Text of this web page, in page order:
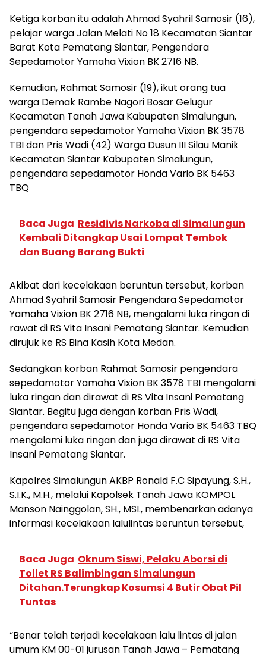
Ketiga korban itu adalah Ahmad Syahril Samosir (16),
pelajar warga Jalan Melati No 18 Kecamatan Siantar
Barat Kota Pematang Siantar, Pengendara
Sepedamotor Yamaha Vixion BK 2716 NB.
Kemudian, Rahmat Samosir (19), ikut orang tua
warga Demak Rambe Nagori Bosar Gelugur
Kecamatan Tanah Jawa Kabupaten Simalungun,
pengendara sepedamotor Yamaha Vixion BK 3578
TBI dan Pris Wadi (42) Warga Dusun III Silau Manik
Kecamatan Siantar Kabupaten Simalungun,
pengendara sepedamotor Honda Vario BK 5463
TBQ
Baca Juga Residivis Narkoba di Simalungun
Kembali Ditangkap Usai Lompat Tembok
dan Buang Barang Bukti
Akibat dari kecelakaan beruntun tersebut, korban
Ahmad Syahril Samosir Pengendara Sepedamotor
Yamaha Vixion BK 2716 NB, mengalami luka ringan di
rawat di RS Vita Insani Pematang Siantar. Kemudian
dirujuk ke RS Bina Kasih Kota Medan.
Sedangkan korban Rahmat Samosir pengendara
sepedamotor Yamaha Vixion BK 3578 TBI mengalami
luka ringan dan dirawat di RS Vita Insani Pematang
Siantar. Begitu juga dengan korban Pris Wadi,
pengendara sepedamotor Honda Vario BK 5463 TBQ
mengalami luka ringan dan juga dirawat di RS Vita
Insani Pematang Siantar.
Kapolres Simalungun AKBP Ronald F.C Sipayung, S.H.,
S.I.K., M.H., melalui Kapolsek Tanah Jawa KOMPOL
Manson Nainggolan, SH., MSI., membenarkan adanya
informasi kecelakaan lalulintas beruntun tersebut,
Baca Juga Oknum Siswi, Pelaku Aborsi di
Toilet RS Balimbingan Simalungun
Ditahan.Terungkap Kosumsi 4 Butir Obat Pil
Tuntas
“Benar telah terjadi kecelakaan lalu lintas di jalan
umum KM 00-01 jurusan Tanah Jawa – Pematang